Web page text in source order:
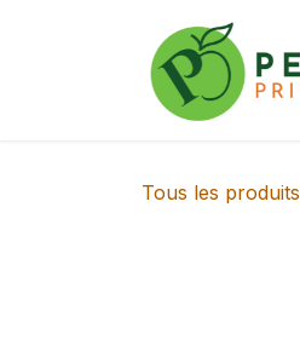
Tous les produits